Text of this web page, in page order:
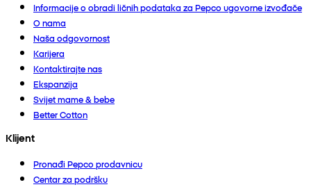
Informacije o obradi ličnih podataka za Pepco ugovorne izvođače
O nama
Naša odgovornost
Karijera
Kontaktirajte nas
Ekspanzija
Svijet mame & bebe
Better Cotton
Klijent
Pronađi Pepco prodavnicu
Centar za podršku